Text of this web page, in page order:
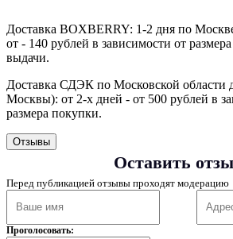
Доставка BOXBERRY: 1-2 дня по
от - 140 рублей в зависимости от
выдачи.
Доставка СДЭК по Московской области
Москвы): от 2‑х дней - от 500 рублей в
размера покупки.
Отзывы
Оставить
Перед публикацией отзывы проходят модерацию
Проголосовать: